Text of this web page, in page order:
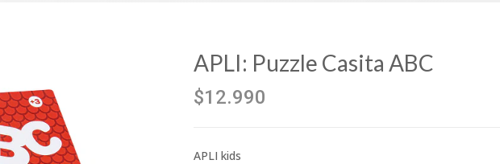
APLI: Puzzle Casita ABC
$12.990
APLI kids